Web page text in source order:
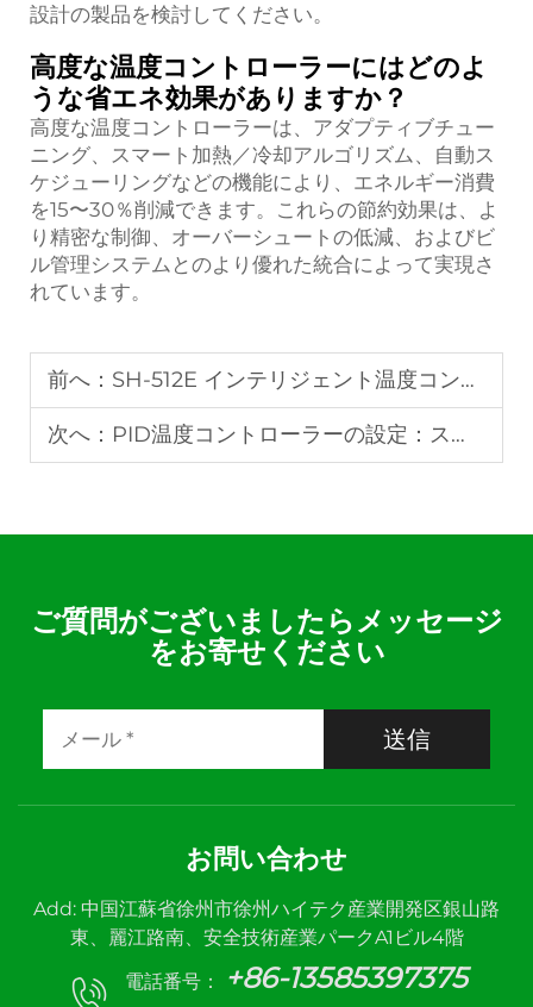
設計の製品を検討してください。
高度な温度コントローラーにはどのよ
うな省エネ効果がありますか？
高度な温度コントローラーは、アダプティブチュー
ニング、スマート加熱／冷却アルゴリズム、自動ス
ケジューリングなどの機能により、エネルギー消費
を15〜30％削減できます。これらの節約効果は、よ
り精密な制御、オーバーシュートの低減、およびビ
ル管理システムとのより優れた統合によって実現さ
れています。
前へ： SH-512E インテリジェント温度コントローラー：Fullgauge対応設計で精度と信頼性を実現
次へ： PID温度コントローラーの設定：ステップバイステップチュートリアル
ご質問がございましたらメッセージ
をお寄せください
送信
お問い合わせ
Add: 中国江蘇省徐州市徐州ハイテク産業開発区銀山路
東、麗江路南、安全技術産業パークA1ビル4階
電話番号：
+86-13585397375